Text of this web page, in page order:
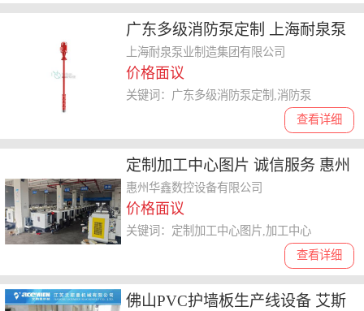
广东多级消防泵定制 上海耐泉泵
业制造集团供应
上海耐泉泵业制造集团有限公司
价格面议
查看详细
关键词：广东多级消防泵定制,消防泵
定制加工中心图片 诚信服务 惠州
华鑫数控设备供应
惠州华鑫数控设备有限公司
价格面议
查看详细
关键词：定制加工中心图片,加工中心
佛山PVC护墙板生产线设备 艾斯